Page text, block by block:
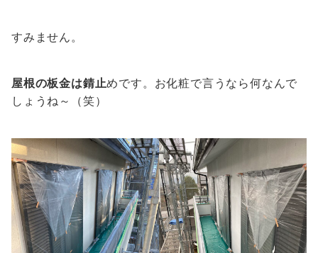
すみません。
屋根の板金は錆止めです。お化粧で言うなら何なんで
しょうね～（笑）